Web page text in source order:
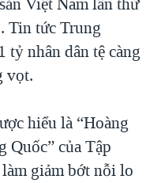
Tin tức Trung
tỷ nhân dân tệ càng
vọt.
hiểu là “Hoàng
Quốc” của Tập
giảm bớt nỗi lo